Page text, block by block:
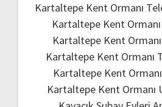
Kartaltepe Kent Ormanı
Kartaltepe Kent
Kartaltepe Kent
Kartaltepe Kent Ormanı
Kartaltepe Kent
Kartaltepe Kent Ormanı